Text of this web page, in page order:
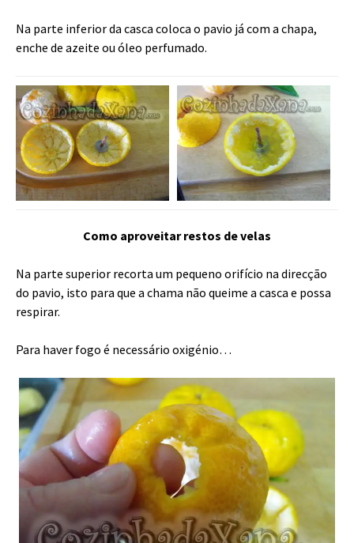
Na parte inferior da casca coloca o pavio já com a chapa,
enche de azeite ou óleo perfumado.
Como aproveitar restos de velas
Na parte superior recorta um pequeno orifício na direcção
do pavio, isto para que a chama não queime a casca e possa
respirar.
Para haver fogo é necessário oxigénio…